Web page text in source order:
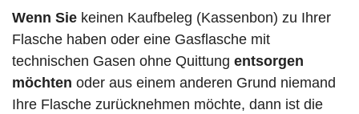
Wenn Sie keinen Kaufbeleg (Kassenbon) zu Ihrer
Flasche haben oder eine Gasflasche mit
technischen Gasen ohne Quittung entsorgen
möchten oder aus einem anderen Grund niemand
Ihre Flasche zurücknehmen möchte, dann ist die